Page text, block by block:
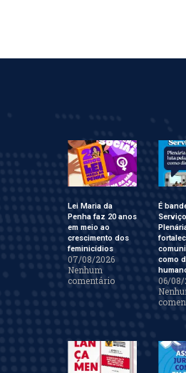
Lei Maria da
Penha faz 20 anos
em meio ao
crescimento dos
feminicídios
07/08/2026
Nenhum
comentário
É
como
06/08/